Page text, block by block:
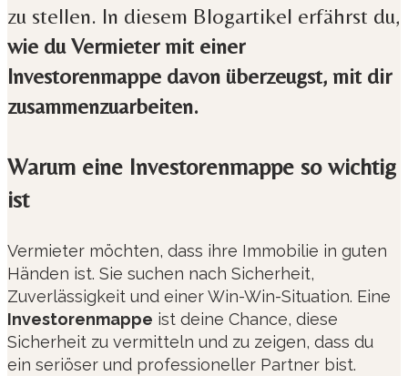
zu stellen. In diesem Blogartikel erfährst du,
wie du Vermieter mit einer
Investorenmappe davon überzeugst, mit dir
zusammenzuarbeiten.
Warum eine Investorenmappe so wichtig
ist
Vermieter möchten, dass ihre Immobilie in guten
Händen ist. Sie suchen nach Sicherheit,
Zuverlässigkeit und einer Win-Win-Situation. Eine
Investorenmappe ist deine Chance, diese
Sicherheit zu vermitteln und zu zeigen, dass du
ein seriöser und professioneller Partner bist.